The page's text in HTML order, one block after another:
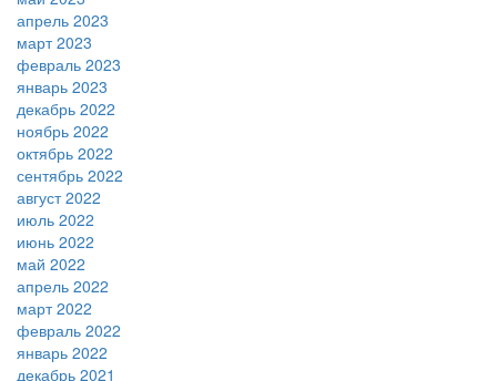
апрель 2023
март 2023
февраль 2023
январь 2023
декабрь 2022
ноябрь 2022
октябрь 2022
сентябрь 2022
август 2022
июль 2022
июнь 2022
май 2022
апрель 2022
март 2022
февраль 2022
январь 2022
декабрь 2021